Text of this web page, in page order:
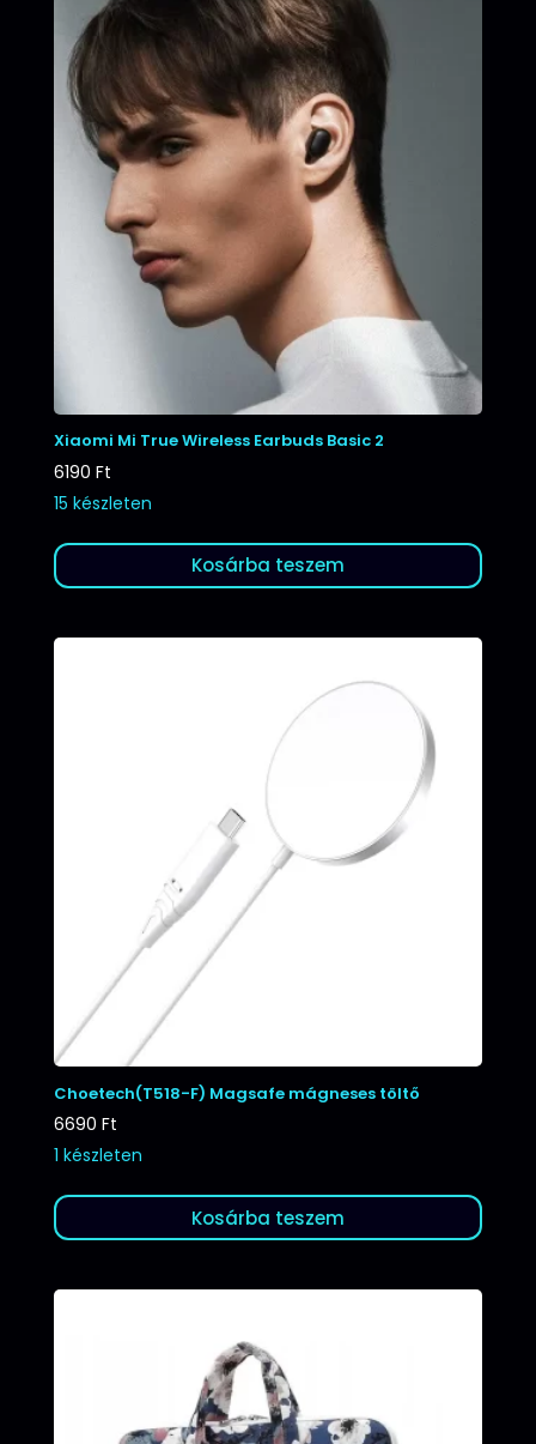
Xiaomi Mi True Wireless Earbuds Basic 2
6190 Ft
15 készleten
Kosárba teszem
Choetech(T518-F) Magsafe mágneses töltő
6690 Ft
1 készleten
Kosárba teszem